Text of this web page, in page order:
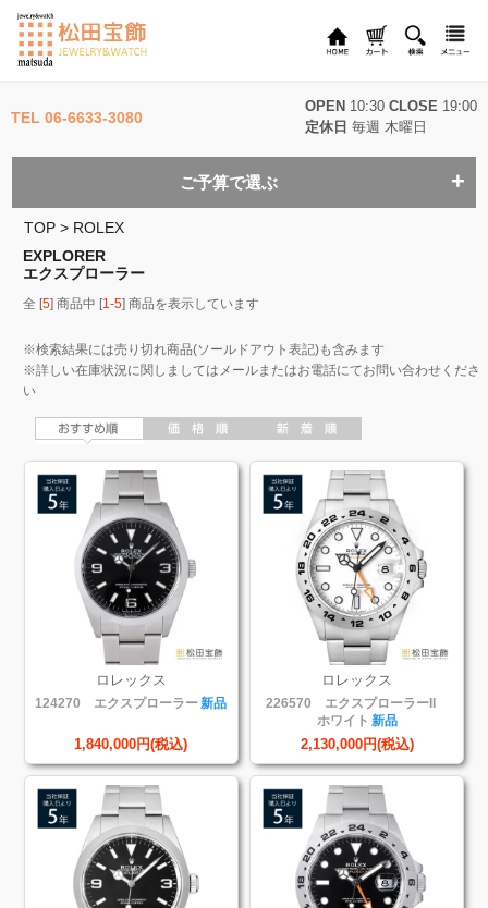
TEL 06-6633-3080
OPEN 10:30 CLOSE 19:00
定休日 毎週 木曜日
ご予算で選ぶ
TOP > ROLEX
EXPLORER
エクスプローラー
全 [5] 商品中 [1-5] 商品を表示しています
※検索結果には売り切れ商品(ソールドアウト表記)も含みます
※詳しい在庫状況に関しましてはメールまたはお電話にてお問い合わせくださ
い
ロレックス
124270 エクスプローラー新品
1,840,000円(税込)
ロレックス
226570 エクスプローラーII
ホワイト 新品
2,130,000円(税込)